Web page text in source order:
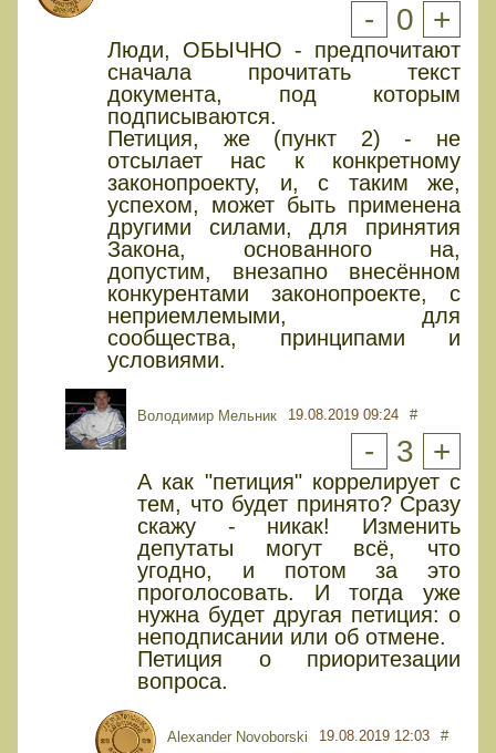
- 0 +
Люди, ОБЫЧНО - предпочитают
сначала прочитать текст
документа, под которым
подписываются.
Петиция, же (пункт 2) - не
отсылает нас к конкретному
законопроекту, и, с таким же,
успехом, может быть применена
другими силами, для принятия
Закона, основанного на,
допустим, внезапно внесённом
конкурентами законопроекте, с
неприемлемыми, для
сообщества, принципами и
условиями.
Володимир Мельник 19.08.2019 09:24 #
- 3 +
А как "петиция" коррелирует с
тем, что будет принято? Сразу
скажу - никак! Изменить
депутаты могут всё, что
угодно, и потом за это
проголосовать. И тогда уже
нужна будет другая петиция: о
неподписании или об отмене.
Петиция о приоритезации
вопроса.
Alexander Novoborski 19.08.2019 12:03 #